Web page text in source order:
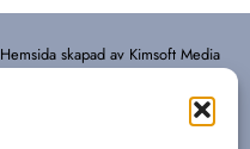
Hemsida skapad av Kimsoft Media